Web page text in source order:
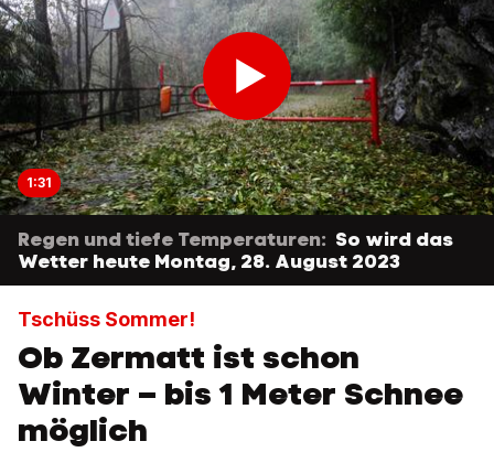
1:31
Regen und tiefe Temperaturen: So wird das
Wetter heute Montag, 28. August 2023
Tschüss Sommer!
Ob Zermatt ist schon
Winter – bis 1 Meter Schnee
möglich